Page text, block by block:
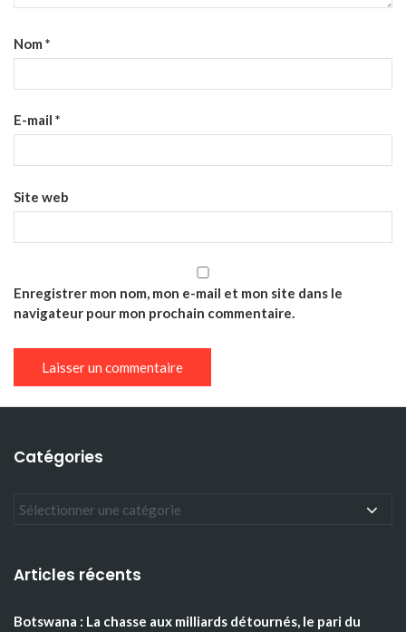
Nom *
E-mail *
Site web
Enregistrer mon nom, mon e-mail et mon site dans le
navigateur pour mon prochain commentaire.
Catégories
Articles récents
Botswana : La chasse aux milliards détournés, le pari du